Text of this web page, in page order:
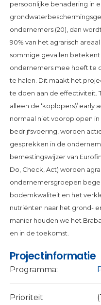
persoonlijke benadering in
ondernemers (20), dan
90% van het agrarisch
sommige gevallen
ondernemers mee hoeft te
te halen. Dit maakt het
te doen aan de effectiviteit.
alleen de ‘koplopers’/
normaal niet vooroplopen in
bedrijfsvoering, worden
gesprekken in de
bemestingswijzer van
Do, Check, Act) worden
ondernemersgroepen
bodemkwaliteit en het
nutriënten naar het grond-
manier houden we het
en in de toekomst.
Projectinformatie
Programma:
Prioriteit